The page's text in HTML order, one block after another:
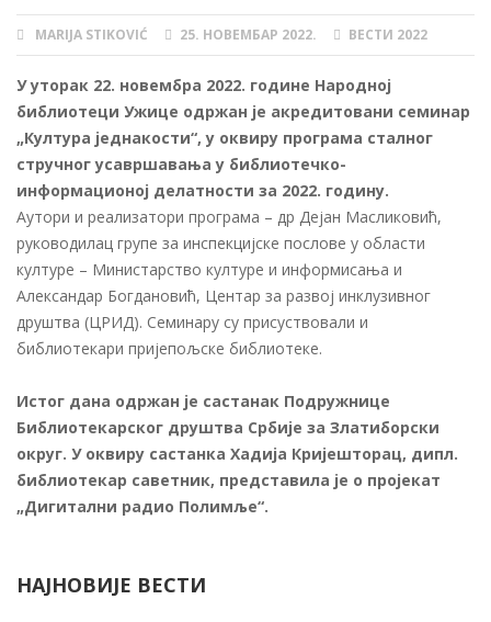
AUTHOR
MARIJA STIKOVIĆ
POSTED
ON
25. НОВЕМБАР 2022. CATEGORIES
ВЕСТИ 2022
У уторак 22. новембра 2022. године Народној
библиотеци Ужице одржан је акредитовани семинар
„Култура једнакости“, у оквиру програма сталног
стручног усавршавања у библиотечко-
информационој делатности за 2022. годину.
Аутори и реализатори програма – др Дејан Масликовић,
руководилац групе за инспекцијске послове у области
културе – Министарство културе и информисања и
Александар Богдановић, Центар за развој инклузивног
друштва (ЦРИД). Семинару су присуствовали и
библиотекари пријепољске библиотеке.
Истог дана одржан је састанaк Подружнице
Библиотекарског друштва Србије за Златиборски
округ. У оквиру састанка Хадија Кријешторац, дипл.
библиотекар саветник, представила је о пројекат
„Дигитални радио Полимље“.
НАЈНОВИЈЕ ВЕСТИ